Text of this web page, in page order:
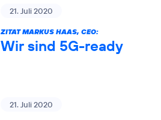
21. Juli 2020
ZITAT MARKUS HAAS, CEO:
Wir sind 5G-ready
21. Juli 2020